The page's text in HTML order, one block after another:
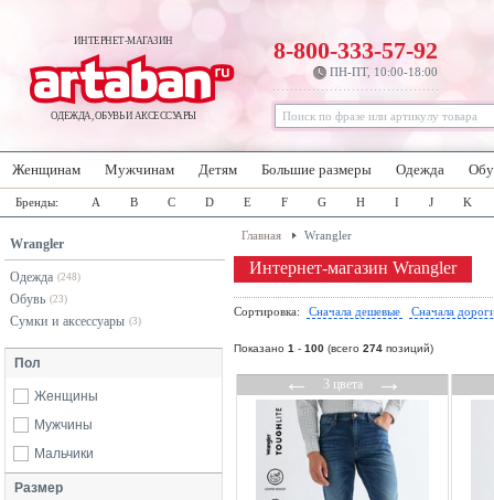
ИНТЕРНЕТ-МАГАЗИН
ОДЕЖДА, ОБУВЬ И АКСЕССУАРЫ
8-800-333-57-92
ПН-ПТ, 10:00-18:00
Женщинам Мужчинам Детям Большие размеры Одежда
Бренды: A B C D E F G H I J K
Wrangler
Одежда (248)
Обувь (23)
Сумки и аксессуары (3)
Пол
Женщины
Мужчины
Мальчики
Размер
Главная Wrangler
Интернет-магазин Wrangler
Сортировка: Сначала дешевые Сначала
Показано 1 - 100 (всего 274 позиций)
←3 цвета→